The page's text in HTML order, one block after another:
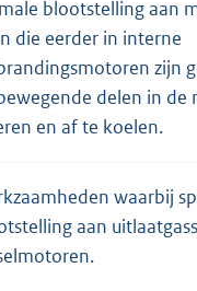
blootstelling aan
die eerder in interne
zijn
delen in de
en af te koelen.
waarbij
aan